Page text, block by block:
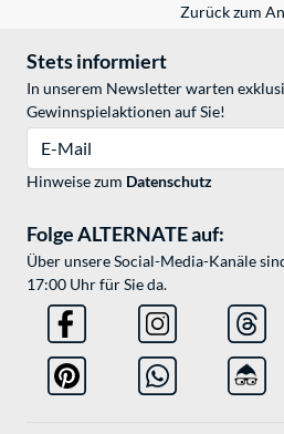
Zurück zum
Stets informiert
In unserem Newsletter warten
Gewinnspielaktionen auf Sie!
Hinweise zum Datenschutz
Folge ALTERNATE auf:
Über unsere Social-Media-Kanäle
17:00 Uhr für Sie da.